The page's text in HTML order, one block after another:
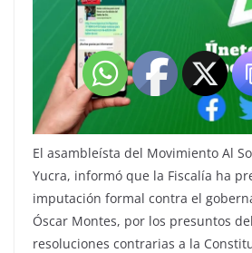
El asambleísta del Movimiento Al
Yucra, informó que la Fiscalía ha
imputación formal contra el
Óscar Montes, por los presuntos
resoluciones contrarias a la